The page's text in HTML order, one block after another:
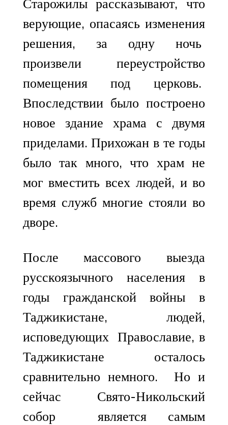
верующие, опасаясь изменения
решения, за одну ночь
произвели переустройство
помещения под церковь.
Впоследствии было построено
новое здание храма с двумя
приделами. Прихожан в те годы
было так много, что храм не
мог вместить всех людей, и во
время служб многие стояли во
дворе.
После массового выезда
русскоязычного населения в
годы гражданской войны в
Таджикистане, людей,
исповедующих Православие, в
Таджикистане осталось
сравнительно немного. Но и
сейчас Свято-Никольский
собор является самым